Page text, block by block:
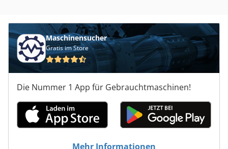
Maschinensucher
Gratis im Store
Die Nummer 1 App für Gebrauchtmaschinen!
Mehr Informationen